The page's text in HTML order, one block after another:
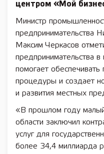
центром «Мой
Министр
предпринимательства
Максим Черкасов
предпринимательства в
помогает обеспечивать
процедуры и создает
и развития местных
«В прошлом году
области заключил
услуг для
более 34,4 миллиарда